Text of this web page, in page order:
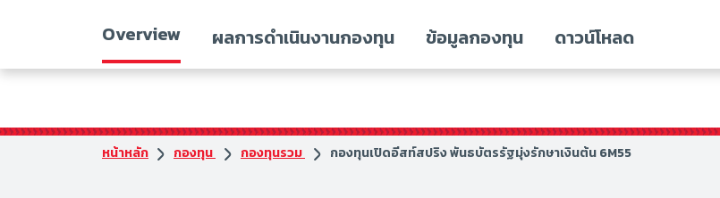
หน้าหลัก กองทุน กองทุนรวม กองทุนเปิดอีสท์สปริง พันธบัตรรัฐมุ่งรักษาเงินต้น 6M55
Overview ผลการดำเนินงานกองทุน ข้อมูลกองทุน ดาวน์โหลด